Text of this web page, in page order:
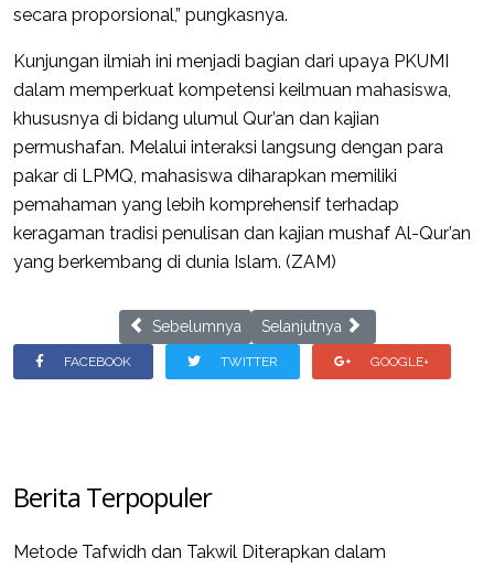
secara proporsional,” pungkasnya.
Kunjungan ilmiah ini menjadi bagian dari upaya PKUMI
dalam memperkuat kompetensi keilmuan mahasiswa,
khususnya di bidang ulumul Qur’an dan kajian
permushafan. Melalui interaksi langsung dengan para
pakar di LPMQ, mahasiswa diharapkan memiliki
pemahaman yang lebih komprehensif terhadap
keragaman tradisi penulisan dan kajian mushaf Al-Qur’an
yang berkembang di dunia Islam. (ZAM)
Previous article: Rombongan MIS Sirojul Huda 2
Sebelumnya Next article: Khataman
Selanjutnya
FACEBOOK TWITTER GOOGLE+
Berita Terpopuler
Metode Tafwidh dan Takwil Diterapkan dalam